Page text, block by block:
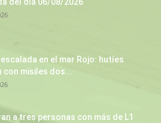
escalada en el mar Rojo: hutíes
con misiles dos...
a tres personas con más de L1